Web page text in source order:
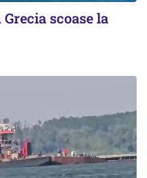
scoase la